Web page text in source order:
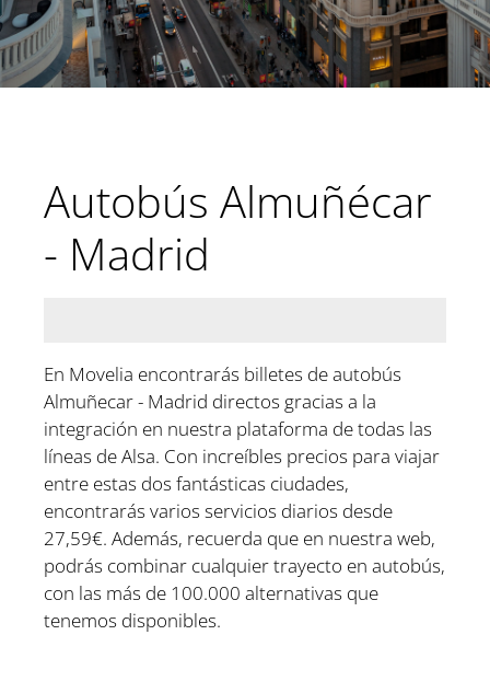
Autobús Almuñécar
- Madrid
En Movelia encontrarás billetes de autobús
Almuñecar - Madrid directos gracias a la
integración en nuestra plataforma de todas las
líneas de Alsa. Con increíbles precios para viajar
entre estas dos fantásticas ciudades,
encontrarás varios servicios diarios desde
27,59€. Además, recuerda que en nuestra web,
podrás combinar cualquier trayecto en autobús,
con las más de 100.000 alternativas que
tenemos disponibles.